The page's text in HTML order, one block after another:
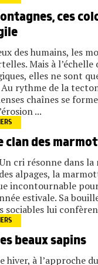
ces
des humains, les
Mais à l’échelle
elles ne sont
rythme de la
chaînes se
...
clan des
cri résonne dans
alpages, la
incontournable
estivale. Sa
sociables lui
beaux sapins
hiver, à l’approche